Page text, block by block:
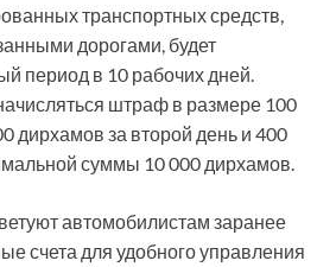
транспортных средств,
дорогами, будет
период в 10 рабочих дней.
штраф в размере 100
дирхамов за второй день и 400
суммы 10 000 дирхамов.
автомобилистам заранее
счета для удобного управления